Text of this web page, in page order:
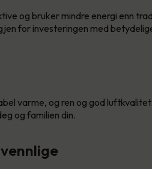
og bruker mindre energi enn
for investeringen med
varme, og ren og god
og familien din.